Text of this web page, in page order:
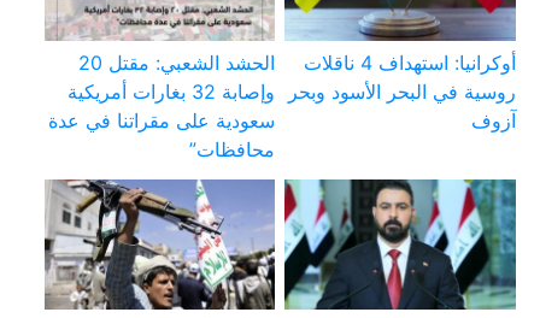
أوكرانيا: استهداف 4 ناقلات
روسية في البحر الأسود وبحر
آزوف
الحشد الشعبي: مقتل 20
وإصابة 32 بغارات أمريكية
سعودية على مقراتنا في عدة
محافظات”